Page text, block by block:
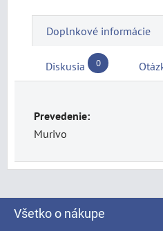
Doplnkové informácie
Diskusia 0
Prevedenie:
Murivo
Všetko o nákupe